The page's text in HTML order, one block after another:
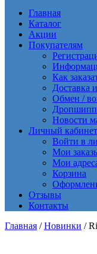
Главная
Каталог
Акции
Покупателям
Как
Доставка
Обмен /
Новости
Личный кабинет
Войти в
Мои
Мои
Корзина
Отзывы
Контакты
Главная /Новинки /